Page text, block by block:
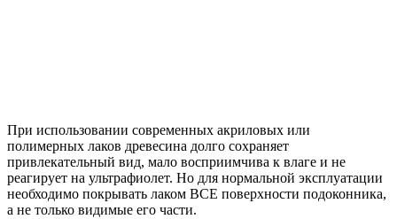
При использовании современных акриловых или
полимерных лаков древесина долго сохраняет
привлекательный вид, мало восприимчива к влаге и не
реагирует на ультрафиолет. Но для нормальной эксплуатации
необходимо покрывать лаком ВСЕ поверхности подоконника,
а не только видимые его части.